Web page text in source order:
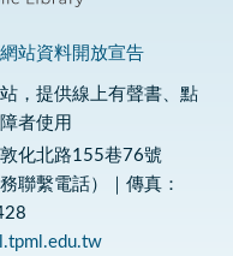
站資料開放宣告
，提供線上有聲書、點
者使用
化北路155巷76號
聯繫電話）｜傳真：